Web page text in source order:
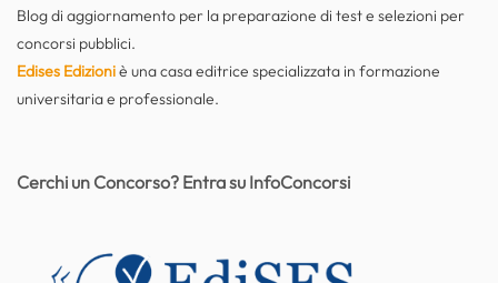
Blog di aggiornamento per la preparazione di test e selezioni per
concorsi pubblici.
Edises Edizioniè una casa editrice specializzata in formazione
universitaria e professionale.
Cerchi un Concorso? Entra su InfoConcorsi